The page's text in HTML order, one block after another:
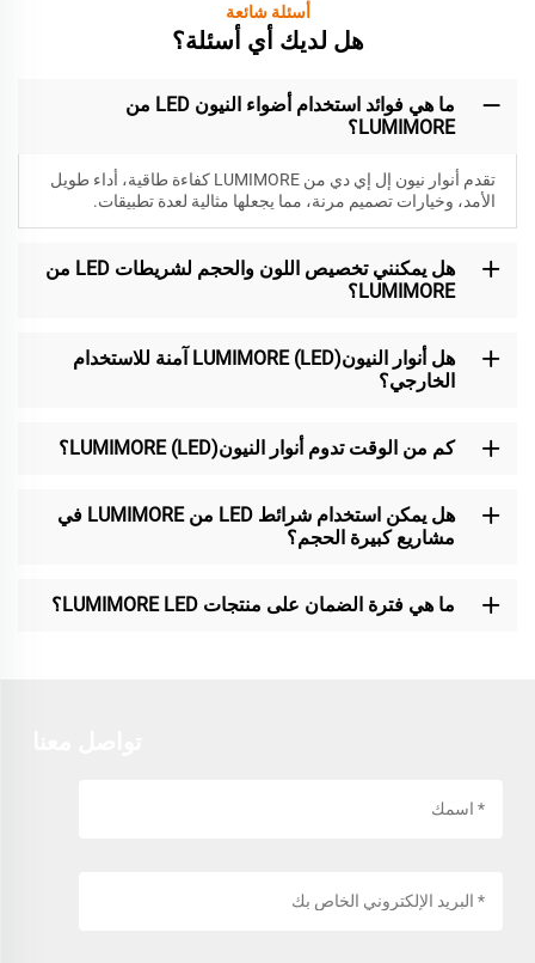
أسئلة شائعة
هل لديك أي أسئلة؟
ما هي فوائد استخدام أضواء النيون LED من
LUMIMORE؟
تقدم أنوار نيون إل إي دي من LUMIMORE كفاءة طاقية، أداء طويل
الأمد، وخيارات تصميم مرنة، مما يجعلها مثالية لعدة تطبيقات.
هل يمكنني تخصيص اللون والحجم لشريطات LED من
LUMIMORE؟
هل أنوار النيون(LED) LUMIMORE آمنة للاستخدام
الخارجي؟
كم من الوقت تدوم أنوار النيون(LED) LUMIMORE؟
هل يمكن استخدام شرائط LED من LUMIMORE في
مشاريع كبيرة الحجم؟
ما هي فترة الضمان على منتجات LUMIMORE LED؟